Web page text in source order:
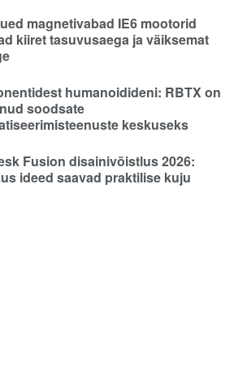
magnetivabad IE6 mootorid
kiiret tasuvusaega ja väiksemat
humanoidideni: RBTX on
soodsate
keskuseks
Fusion disainivõistlus 2026:
ideed saavad praktilise kuju